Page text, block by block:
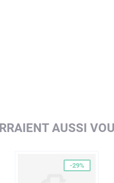
AUSSI
-29%